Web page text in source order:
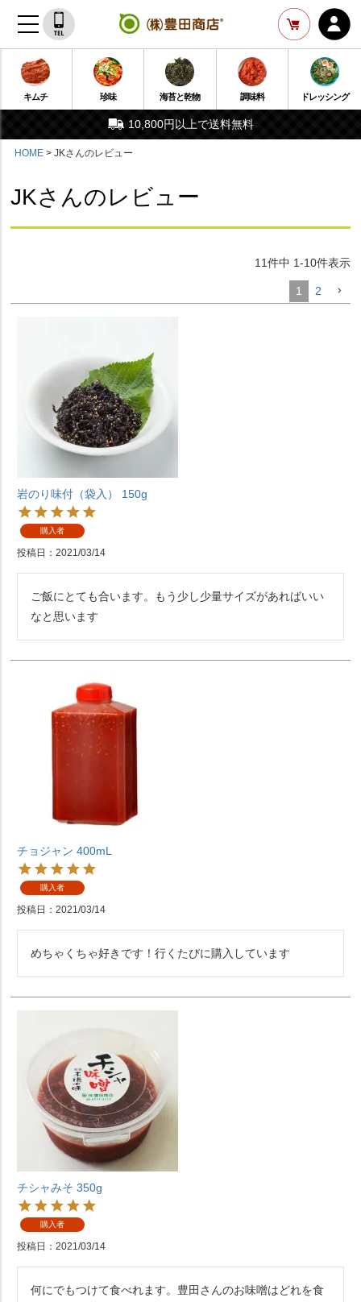
キムチ 珍味 海苔と乾物 調味料 ドレッシング
10,800円以上で送料無料
HOME JKさんのレビュー
JKさんのレビュー
11件中 1-10件表示
1 2
岩のり味付（袋入） 150g
購入者
投稿日 2021/03/14
ご飯にとても合います。もう少し少量サイズがあればいい
なと思います
チョジャン 400mL
購入者
投稿日 2021/03/14
めちゃくちゃ好きです！行くたびに購入しています
チシャみそ 350g
購入者
投稿日 2021/03/14
何にでもつけて食べれます。豊田さんのお味噌はどれを食